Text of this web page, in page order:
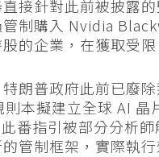
接針對此前被披露
制購入 Nvidia
的企業，在獲取受
朗普政府此前已廢
本擬建立全球 AI
番指引被部分分析
管制框架，實際執